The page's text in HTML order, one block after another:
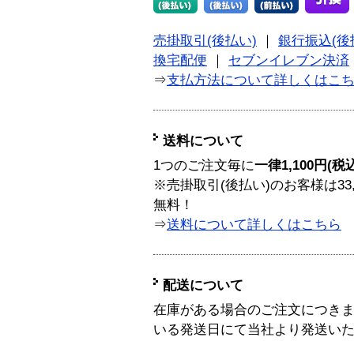
売掛取引(後払い)
銀行振込(後
換宅配便
セブンイレブン決済
⇒支払方法について詳しくはこ
送料について
1つのご注文毎に一律1,100円(税
※売掛取引(後払い)のお客様は
無料！
⇒送料について詳しくはこちら
配送について
在庫がある場合のご注文につき
いる発送日にて当社より発送い